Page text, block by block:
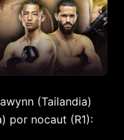
(Tailandia)
por nocaut (R1):